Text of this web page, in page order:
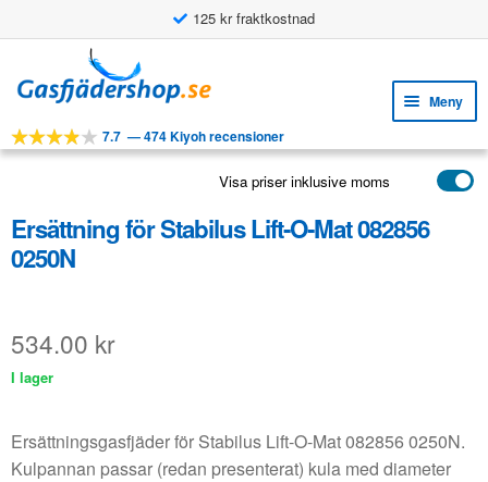
125 kr fraktkostnad
till
navigering
till
innehåll
Meny
VERKTYG
APPLIKATIONER
KUNDSERVICE
7.7 —474 Kiyoh recensioner
Visa priser inklusive moms
Ersättning för Stabilus Lift-O-Mat 082856
0250N
534.00 kr
I lager
Ersättningsgasfjäder för Stabilus Lift-O-Mat 082856 0250N.
Kulpannan passar (redan presenterat) kula med diameter